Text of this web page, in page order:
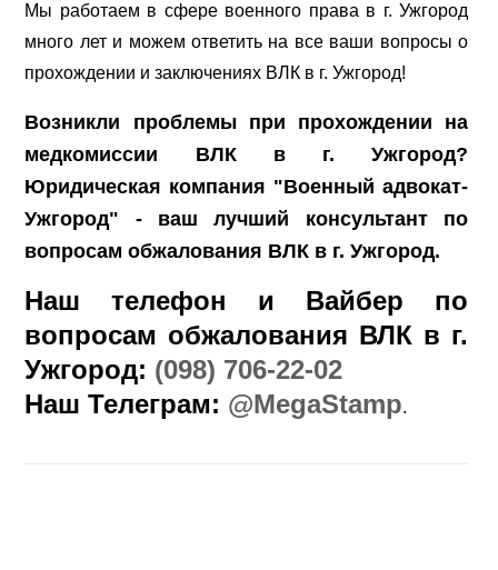
Мы работаем в сфере военного права в г. Ужгород
много лет и можем ответить на все ваши вопросы о
прохождении и заключениях ВЛК в г. Ужгород!
Возникли проблемы при прохождении на
медкомиссии ВЛК в г. Ужгород?
Юридическая компания "Военный адвокат-
Ужгород" - ваш лучший консультант по
вопросам обжалования ВЛК в г. Ужгород.
Наш телефон и Вайбер по
вопросам обжалования ВЛК в г.
Ужгород: (098) 706-22-02
Наш Телеграм: @MegaStamp.